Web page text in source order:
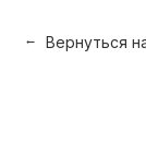
Вернуться
→